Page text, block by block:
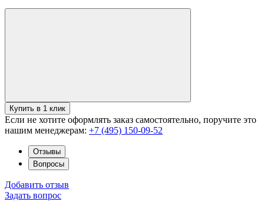
Купить в 1 клик
Если не хотите оформлять заказ самостоятельно, поручите это
нашим менеджерам: +7 (495) 150-09-52
Отзывы
Вопросы
Добавить отзыв
Задать вопрос